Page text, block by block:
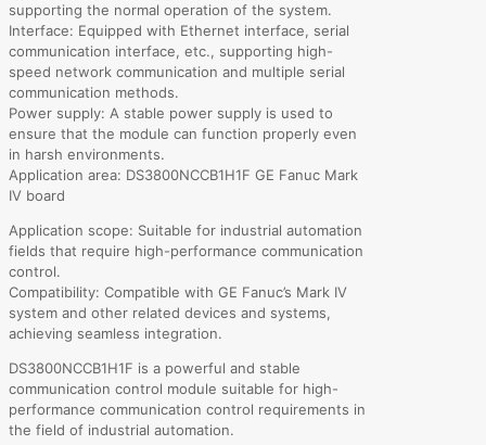
supporting the normal operation of the system.
Interface: Equipped with Ethernet interface, serial
communication interface, etc., supporting high-
speed network communication and multiple serial
communication methods.
Power supply: A stable power supply is used to
ensure that the module can function properly even
in harsh environments.
Application area: DS3800NCCB1H1F GE Fanuc Mark
IV board
Application scope: Suitable for industrial automation
fields that require high-performance communication
control.
Compatibility: Compatible with GE Fanuc’s Mark IV
system and other related devices and systems,
achieving seamless integration.
DS3800NCCB1H1F is a powerful and stable
communication control module suitable for high-
performance communication control requirements in
the field of industrial automation.